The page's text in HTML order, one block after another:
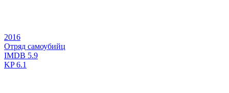
2016
Отряд самоубийц
IMDB 5.9
KP6.1